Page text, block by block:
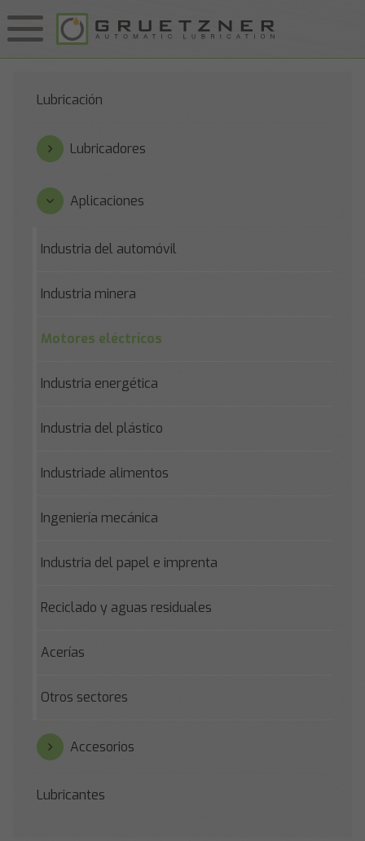
Lubricación
Lubricadores
Aplicaciones
Industria del automóvil
Industria minera
Motores eléctricos
Industria energética
Industria del plástico
Industriade alimentos
Ingeniería mecánica
Industria del papel e imprenta
Reciclado y aguas residuales
Acerías
Otros sectores
Accesorios
Lubricantes